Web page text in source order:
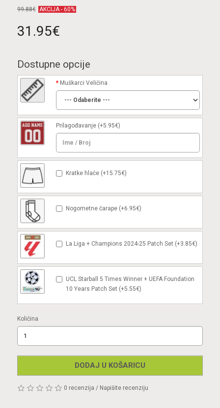
99.88€ AKCIJA - 60%
31.95€
Dostupne opcije
Muškarci Veličina
Prilagođavanje (+5.95€)
Kratke hlače (+15.75€)
Nogometne čarape (+6.95€)
La Liga + Champions 2024-25 Patch Set (+3.85€)
UCL Starball 5 Times Winner + UEFA Foundation
10 Years Patch Set (+5.55€)
Količina
DODAJ U KOŠARICU
0 recenzija / Napišite recenziju